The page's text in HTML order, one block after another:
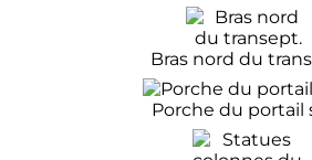
Bras nord du
Porche du portail